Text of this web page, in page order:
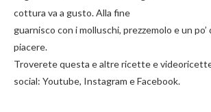
cottura va a gusto. Alla fine
guarnisco con i molluschi, prezzemolo e un
piacere.
Troverete questa e altre ricette e
social: Youtube, Instagram e Facebook.